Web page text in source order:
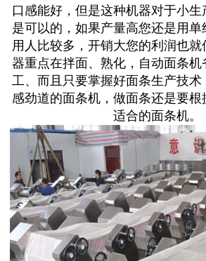
口感能好，但是这种机器对于小
是可以的，如果产量高您还是用单
用人比较多，开销大您的利润也
器重点在拌面、熟化，自动面条机
工、而且只要掌握好面条生产技术
感劲道的面条机，做面条还是要
适合的面条机。